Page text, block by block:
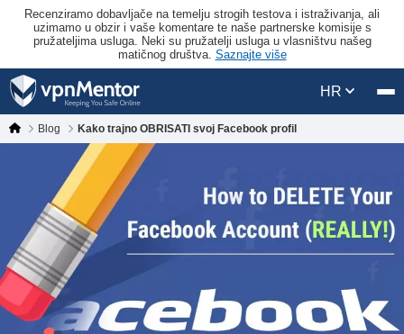
Recenziramo dobavljače na temelju strogih testova i istraživanja, ali
uzimamo u obzir i vaše komentare te naše partnerske komisije s
pružateljima usluga. Neki su pružatelji usluga u vlasništvu našeg
matičnog društva. Saznajte više
HR
Blog Kako trajno OBRISATI svoj Facebook profil